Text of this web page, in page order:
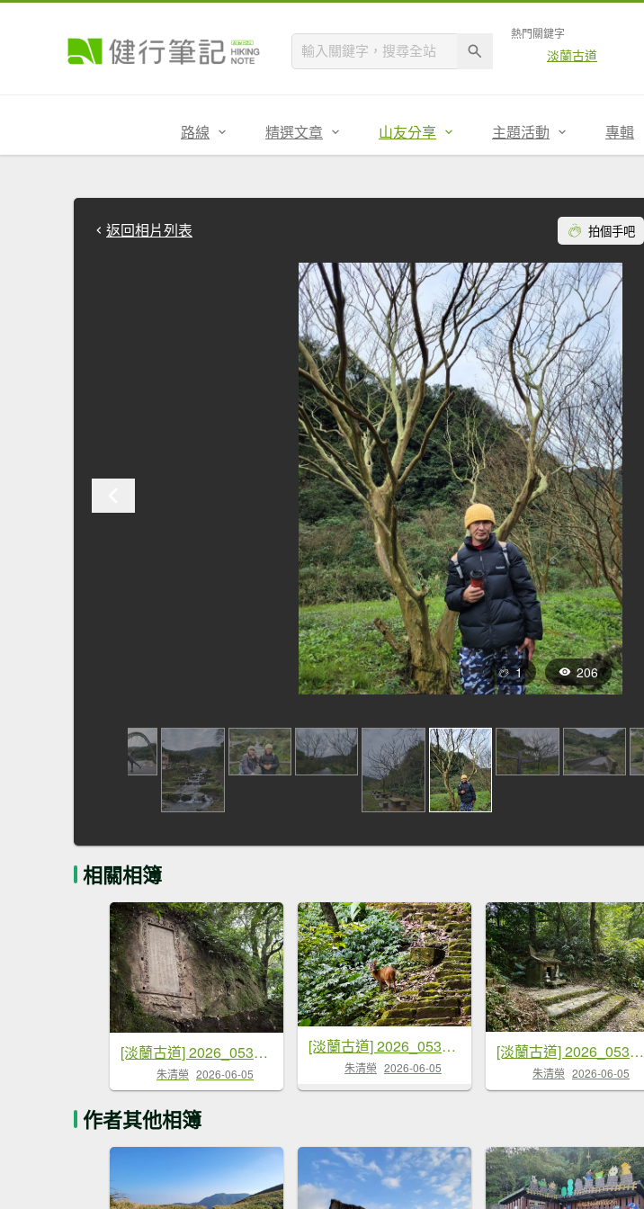
熱門關鍵字
淡蘭古道
路線 精選文章 山友分享 主題活動 專輯
返回相片列表 拍個手吧
1 206
相關相簿
[淡蘭古道] 2026_0531 北路第四段_金字碑古道(下)-金字碑
朱清榮 2026-06-05
[淡蘭古道] 2026_0531 北路第四段_金字碑古道(中)-山羌
朱清榮 2026-06-05
[淡蘭古道] 2026_0531 北路第四段_金字碑古道(上)-牡丹段
朱清榮 2026-06-05
作者其他相簿